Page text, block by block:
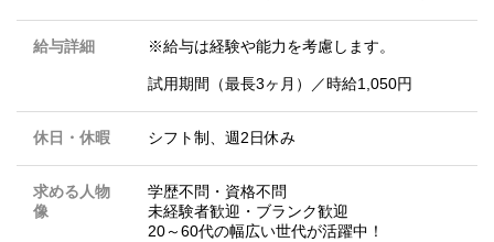
給与詳細 ※給与は経験や能力を考慮します。
試用期間（最長3ヶ月）／時給1,050円
休日・休暇 シフト制、週2日休み
求める人物
像
学歴不問・資格不問
未経験者歓迎・ブランク歓迎
20～60代の幅広い世代が活躍中！